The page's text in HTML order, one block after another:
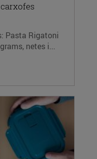
Pasta Rigatoni
netes i...